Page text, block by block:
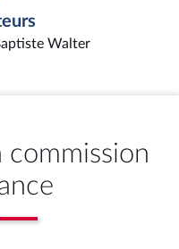
Walter
commission